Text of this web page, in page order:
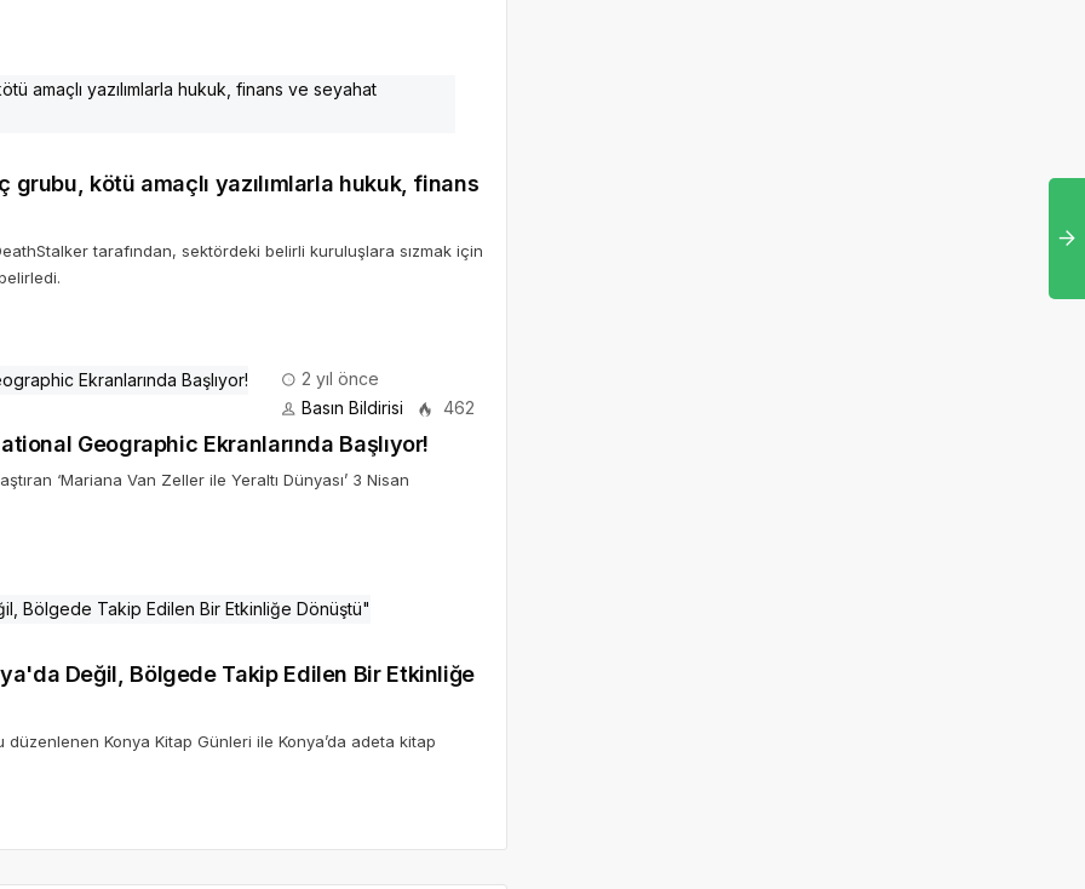
kötü amaçlı yazılımlarla hukuk, finans
tarafından, sektördeki belirli kuruluşlara sızmak için
2 yıl önce
Basın Bildirisi
462
Geographic Ekranlarında Başlıyor!
‘Mariana Van Zeller ile Yeraltı Dünyası’ 3 Nisan
Değil, Bölgede Takip Edilen Bir Etkinliğe
düzenlenen Konya Kitap Günleri ile Konya’da adeta kitap